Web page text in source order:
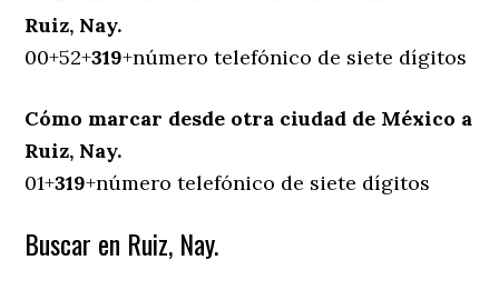
Ruiz, Nay.
00+52+319+número telefónico de siete dígitos
Cómo marcar desde otra ciudad de México a
Ruiz, Nay.
01+319+número telefónico de siete dígitos
Buscar en Ruiz, Nay.